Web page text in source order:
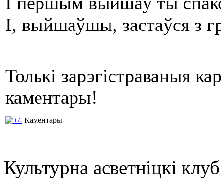
І, выйшаўшы, застаўся з
Толькі зарэгістраваныя
каментары!
Каментары
Культурна асветнiцкi